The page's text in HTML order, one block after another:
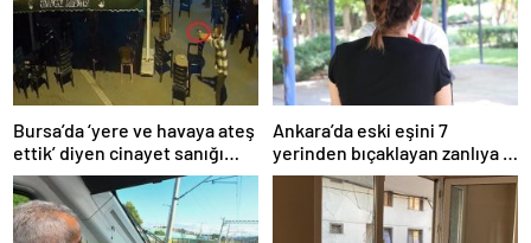
Bursa’da ‘yere ve havaya ateş
ettik’ diyen cinayet sanığı
kardeşlere indirimsiz
müebbet hapis
Ankara’da eski eşini 7
yerinden bıçaklayan zanlıya 9
ayda tahliye